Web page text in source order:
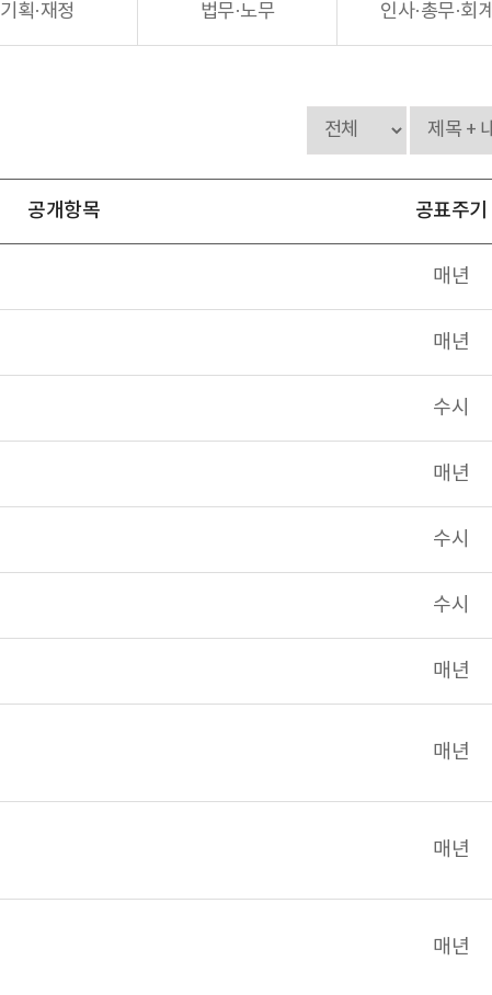
기획·재정 법무·노무 인사·총무·회계
공개항목 공표주기
매년
매년
수시
매년
수시
수시
매년
매년
매년
매년